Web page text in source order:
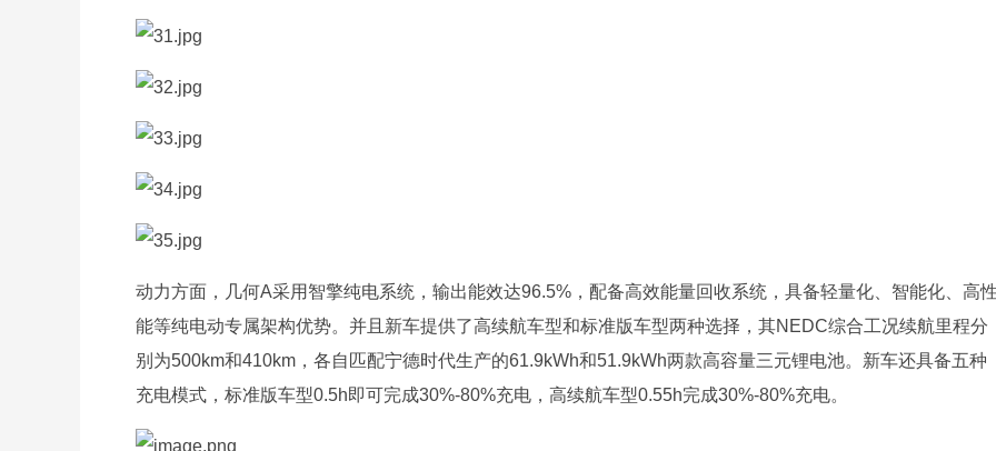
动力方面，几何A采用智擎纯电系统，输出能效达96.5%，配备高效能量回收系统，具备轻量化、智能化、高
能等纯电动专属架构优势。并且新车提供了高续航车型和标准版车型两种选择，其NEDC综合工况续航里程分
别为500km和410km，各自匹配宁德时代生产的61.9kWh和51.9kWh两款高容量三元锂电池。新车还具备五种
充电模式，标准版车型0.5h即可完成30%-80%充电，高续航车型0.55h完成30%-80%充电。